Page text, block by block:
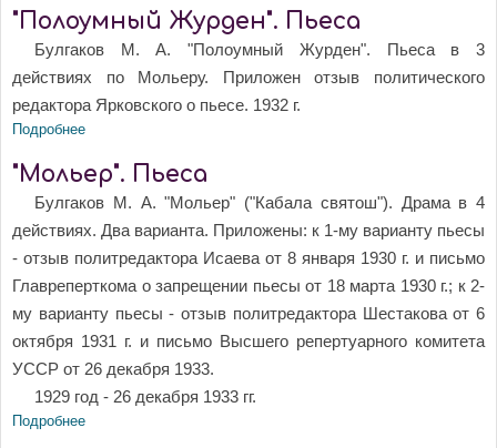
"Полоумный Журден". Пьеса
Булгаков М. А. "Полоумный Журден". Пьеса в 3
действиях по Мольеру. Приложен отзыв политического
редактора Ярковского о пьесе. 1932 г.
Подробнее
"Мольер". Пьеса
Булгаков М. А. "Мольер" ("Кабала святош"). Драма в 4
действиях. Два варианта. Приложены: к 1-му варианту пьесы
- отзыв политредактора Исаева от 8 января 1930 г. и письмо
Главреперткома о запрещении пьесы от 18 марта 1930 г.; к 2-
му варианту пьесы - отзыв политредактора Шестакова от 6
октября 1931 г. и письмо Высшего репертуарного комитета
УССР от 26 декабря 1933.
1929 год - 26 декабря 1933 гг.
Подробнее